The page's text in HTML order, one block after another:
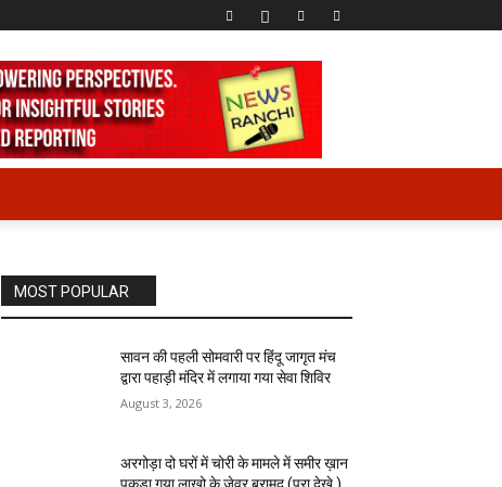
MOST POPULAR
सावन की पहली सोमवारी पर हिंदू जागृत मंच
द्वारा पहाड़ी मंदिर में लगाया गया सेवा शिविर
August 3, 2026
अरगोड़ा दो घरों में चोरी के मामले में समीर ख़ान